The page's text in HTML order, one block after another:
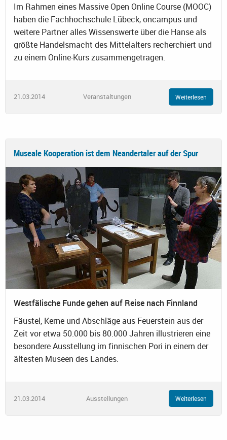
Im Rahmen eines Massive Open Online Course (MOOC)
haben die Fachhochschule Lübeck, oncampus und
weitere Partner alles Wissenswerte über die Hanse als
größte Handelsmacht des Mittelalters recherchiert und
zu einem Online-Kurs zusammengetragen.
21.03.2014 Veranstaltungen Weiterlesen
Museale Kooperation ist dem Neandertaler auf der Spur
Westfälische Funde gehen auf Reise nach Finnland
Fäustel, Kerne und Abschläge aus Feuerstein aus der
Zeit vor etwa 50.000 bis 80.000 Jahren illustrieren eine
besondere Ausstellung im finnischen Pori in einem der
ältesten Museen des Landes.
21.03.2014 Ausstellungen Weiterlesen